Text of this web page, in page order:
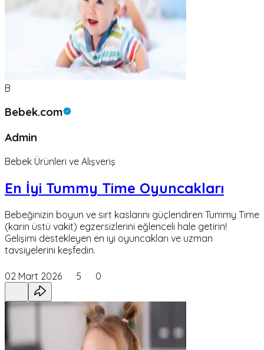
B
Bebek.com
Admin
Bebek Ürünleri ve Alışveriş
En İyi Tummy Time Oyuncakları
Bebeğinizin boyun ve sırt kaslarını güçlendiren Tummy Time
(karın üstü vakit) egzersizlerini eğlenceli hale getirin!
Gelişimi destekleyen en iyi oyuncakları ve uzman
tavsiyelerini keşfedin.
02 Mart 2026 5 0